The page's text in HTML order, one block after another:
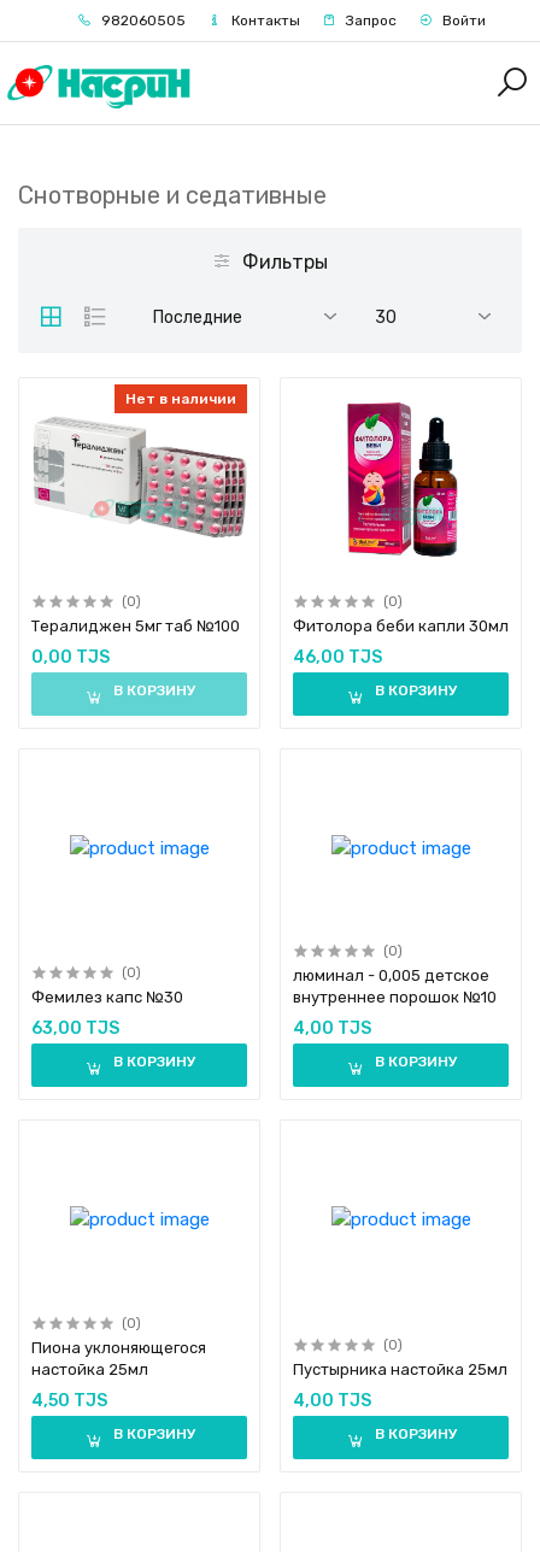
982060505 Контакты Запрос Войти
Снотворные и седативные
Фильтры
Последние 30
Нет в наличии
(0)
Тералиджен 5мг таб №100
0,00 TJS
В КОРЗИНУ
(0)
Фитолора беби капли 30мл
46,00 TJS
В КОРЗИНУ
(0)
Фемилез капс №30
63,00 TJS
В КОРЗИНУ
(0)
люминал - 0,005 детское
внутреннее порошок №10
4,00 TJS
В КОРЗИНУ
(0)
Пиона уклоняющегося
настойка 25мл
4,50 TJS
В КОРЗИНУ
(0)
Пустырника настойка 25мл
4,00 TJS
В КОРЗИНУ